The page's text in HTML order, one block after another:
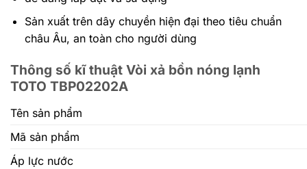
Sản xuất trên dây chuyền hiện đại theo tiêu chuẩn
châu Âu, an toàn cho người dùng
Thông số kĩ thuật Vòi xả bồn nóng lạnh
TOTO TBP02202A
Tên sản phẩm
Mã sản phẩm
Áp lực nước